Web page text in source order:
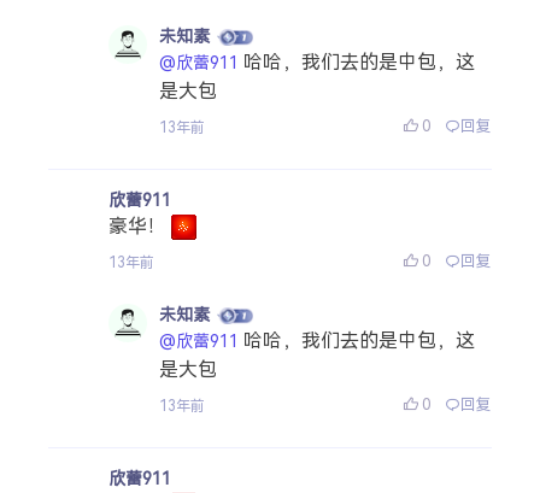
未知素
@欣蕾911
哈哈，我们去的是中包，这
是大包
13年前 0 回复
欣蕾911
豪华！
13年前 0 回复
未知素
@欣蕾911
哈哈，我们去的是中包，这
是大包
13年前 0 回复
欣蕾911